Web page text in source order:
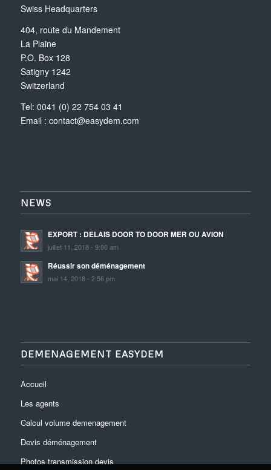
Swiss Headquarters
404, route du Mandement
La Plaine
P.O. Box 128
Satigny 1242
Switzerland
Tel: 0041 (0) 22 754 03 41
Email : contact@easydem.com
NEWS
EXPORT : DELAIS DOOR TO DOOR MER OU AVION
juillet 11, 2018 - 9:00 am
Réussir son déménagement
mai 14, 2018 - 2:56 pm
DEMENAGEMENT EASYDEM
Accueil
Les agents
Calcul volume demenagement
Devis déménagement
Photos transmission devis